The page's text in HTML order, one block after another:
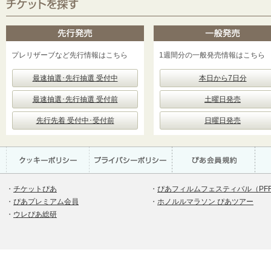
プレリザーブなど先行情報はこちら
最速抽選･先行抽選 受付中
最速抽選･先行抽選 受付前
先行先着 受付中･受付前
1週間分の一般発売情報はこちら
本日から7日分
土曜日発売
日曜日発売
・ チケットぴあ
・ ぴあプレミアム会員
・ ウレぴあ総研
・ ぴあフィルムフェスティバル（
・ ホノルルマラソン ぴあツアー